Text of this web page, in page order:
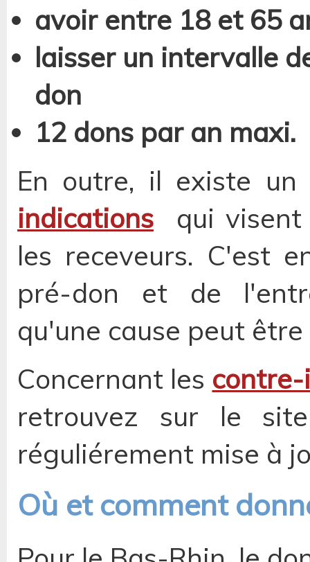
avoir entre 18 et 65
laisser un intervalle
don
12 dons par an maxi.
En outre, il existe
indications
qui
les receveurs. C'est
pré-don et de
qu'une cause peut être
Concernant les contre-
retrouvez sur le
réguliérement mise à
Où et comment